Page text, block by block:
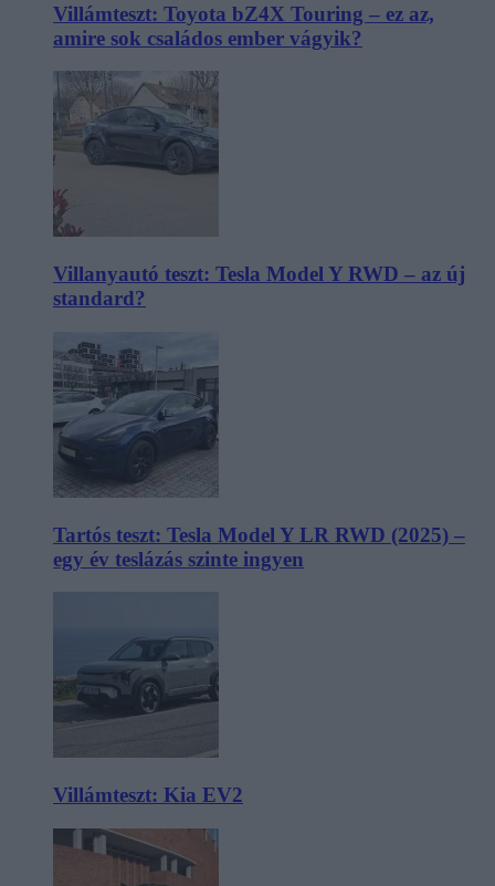
Villámteszt: Toyota bZ4X Touring – ez az,
amire sok családos ember vágyik?
Villanyautó teszt: Tesla Model Y RWD – az új
standard?
Tartós teszt: Tesla Model Y LR RWD (2025) –
egy év teslázás szinte ingyen
Villámteszt: Kia EV2